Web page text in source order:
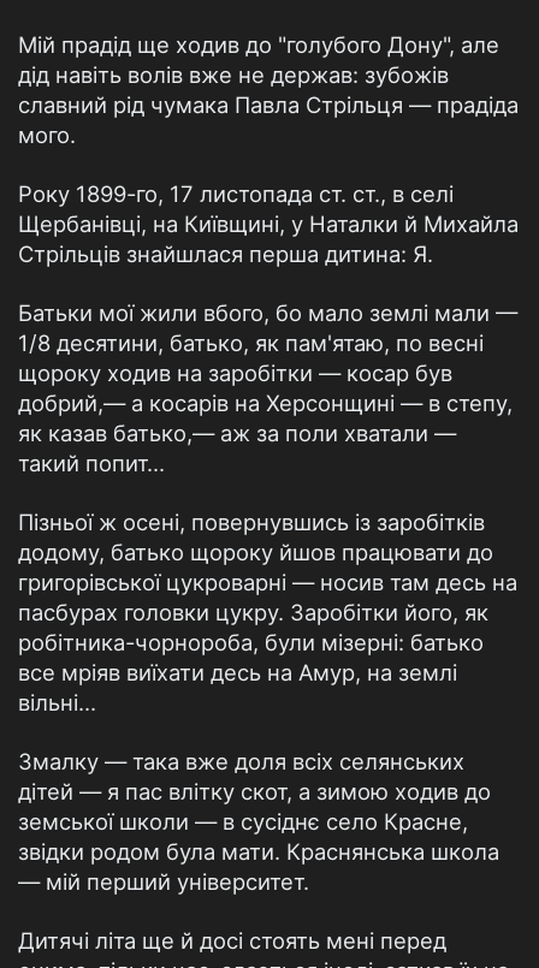
Мій прадід ще ходив до "голубого Дону", але
дід навіть волів вже не держав: зубожів
славний рід чумака Павла Стрільця — прадіда
мого.
Року 1899-го, 17 листопада ст. ст., в селі
Щербанівці, на Київщині, у Наталки й Михайла
Стрільців знайшлася перша дитина: Я.
Батьки мої жили вбого, бо мало землі мали —
1/8 десятини, батько, як пам'ятаю, по весні
щороку ходив на заробітки — косар був
добрий,— а косарів на Херсонщині — в степу,
як казав батько,— аж за поли хватали —
такий попит...
Пізньої ж осені, повернувшись із заробітків
додому, батько щороку йшов працювати до
григорівської цукроварні — носив там десь на
пасбурах головки цукру. Заробітки його, як
робітника-чорнороба, були мізерні: батько
все мріяв виїхати десь на Амур, на землі
вільні...
Змалку — така вже доля всіх селянських
дітей — я пас влітку скот, а зимою ходив до
земської школи — в сусіднє село Красне,
звідки родом була мати. Краснянська школа
— мій перший університет.
Дитячі літа ще й досі стоять мені перед